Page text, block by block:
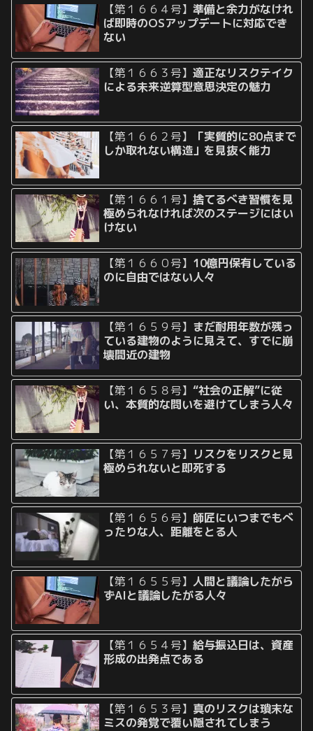
【第１６６４号】準備と余力がなけれ
ば即時のOSアップデートに対応でき
ない
【第１６６３号】適正なリスクテイク
による未来逆算型意思決定の魅力
【第１６６２号】
「実質的に80点まで
しか取れない構造」を見抜く能力
【第１６６１号】捨てるべき習慣を見
極められなければ次のステージにはい
けない
【第１６６０号】 10億円保有している
のに自由ではない人々
【第１６５９号】 まだ耐用年数が残っ
ている建物のように見えて、すでに崩
壊間近の建物
【第１６５８号】“社会の正解”に従
い、本質的な問いを避けてしまう人々
【第１６５７号】 リスクをリスクと見
極められないと即死する
【第１６５６号】 師匠にいつまでもべ
ったりな人、距離をとる人
【第１６５５号】人間と議論したがら
ずAIと議論したがる人々
【第１６５４号】給与振込日は、資産
形成の出発点である
【第１６５３号】 真のリスクは瑣末な
ミスの発覚で覆い隠されてしまう